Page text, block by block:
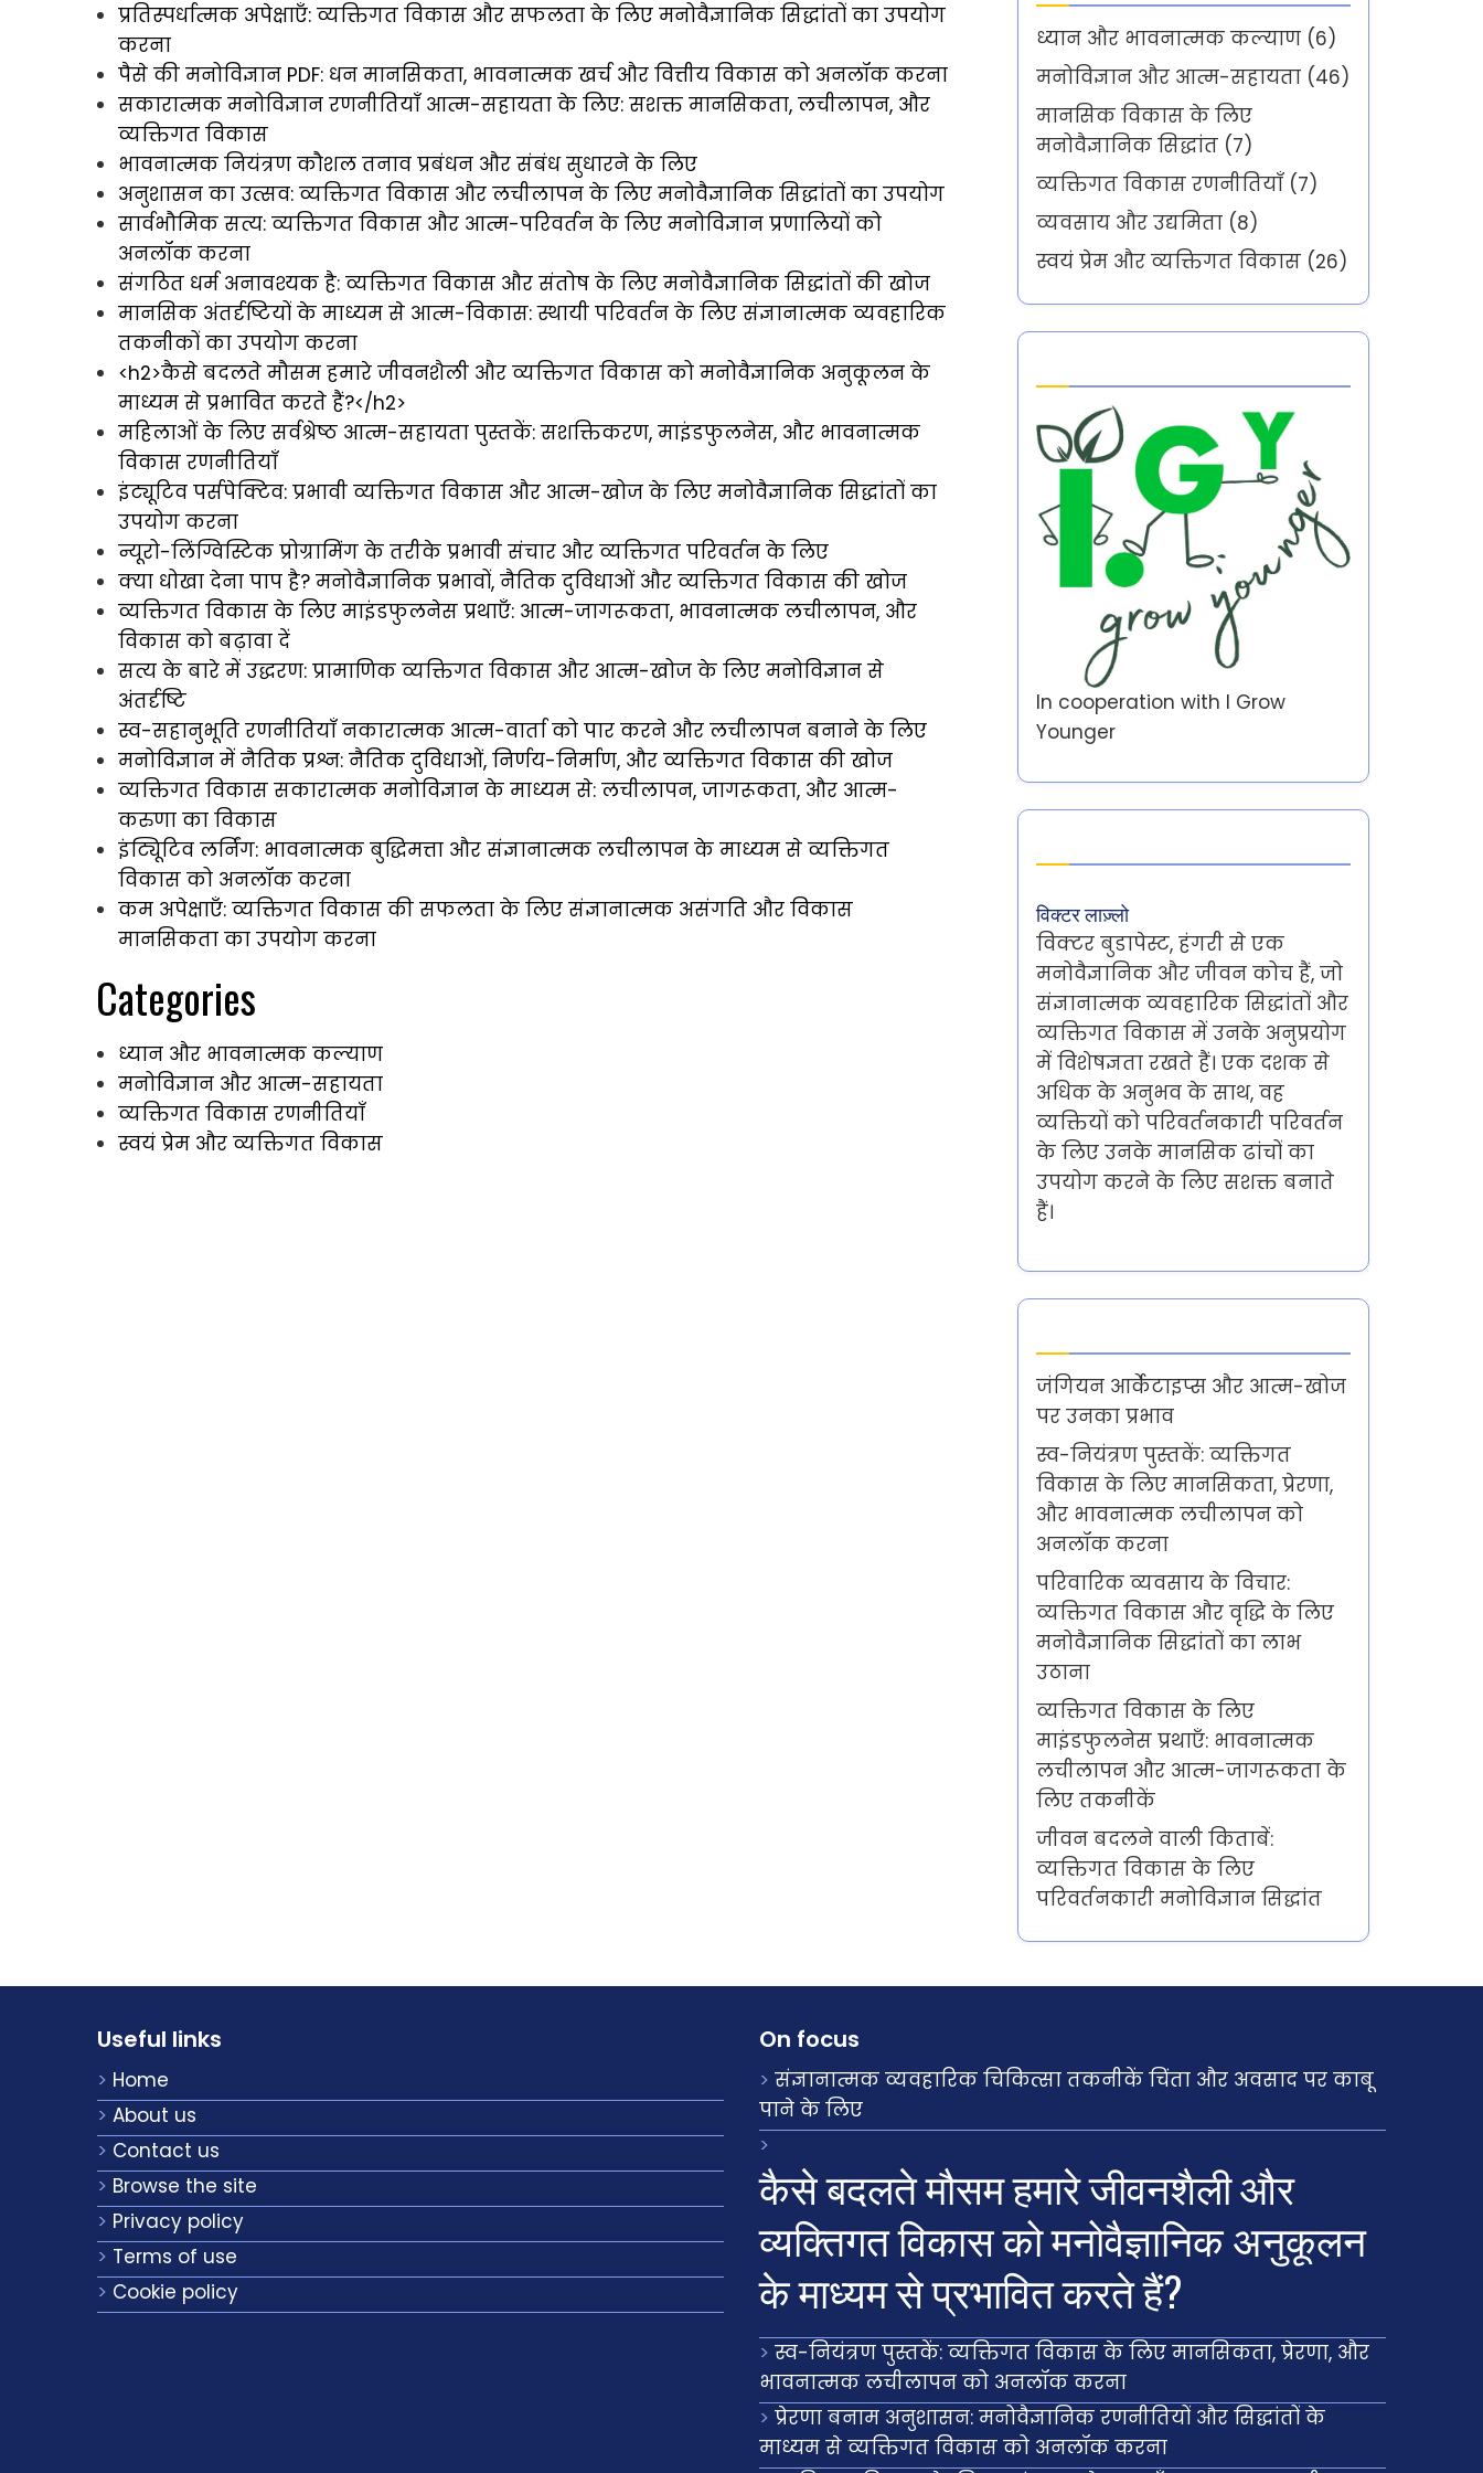
प्रतिस्पर्धात्मक अपेक्षाएँ: व्यक्तिगत विकास और सफलता के लिए मनोवैज्ञानिक सिद्धांतों का उपयोग
करना
पैसे की मनोविज्ञान PDF: धन मानसिकता, भावनात्मक खर्च और वित्तीय विकास को अनलॉक करना
सकारात्मक मनोविज्ञान रणनीतियाँ आत्म-सहायता के लिए: सशक्त मानसिकता, लचीलापन, और
व्यक्तिगत विकास
भावनात्मक नियंत्रण कौशल तनाव प्रबंधन और संबंध सुधारने के लिए
अनुशासन का उत्सव: व्यक्तिगत विकास और लचीलापन के लिए मनोवैज्ञानिक सिद्धांतों का उपयोग
सार्वभौमिक सत्य: व्यक्तिगत विकास और आत्म-परिवर्तन के लिए मनोविज्ञान प्रणालियों को
अनलॉक करना
संगठित धर्म अनावश्यक है: व्यक्तिगत विकास और संतोष के लिए मनोवैज्ञानिक सिद्धांतों की खोज
मानसिक अंतर्दृष्टियों के माध्यम से आत्म-विकास: स्थायी परिवर्तन के लिए संज्ञानात्मक व्यवहारिक
तकनीकों का उपयोग करना
<h2>कैसे बदलते मौसम हमारे जीवनशैली और व्यक्तिगत विकास को मनोवैज्ञानिक अनुकूलन के
माध्यम से प्रभावित करते हैं?</h2>
महिलाओं के लिए सर्वश्रेष्ठ आत्म-सहायता पुस्तकें: सशक्तिकरण, माइंडफुलनेस, और भावनात्मक
विकास रणनीतियाँ
इंट्यूटिव पर्सपेक्टिव: प्रभावी व्यक्तिगत विकास और आत्म-खोज के लिए मनोवैज्ञानिक सिद्धांतों का
उपयोग करना
न्यूरो-लिंग्विस्टिक प्रोग्रामिंग के तरीके प्रभावी संचार और व्यक्तिगत परिवर्तन के लिए
क्या धोखा देना पाप है? मनोवैज्ञानिक प्रभावों, नैतिक दुविधाओं और व्यक्तिगत विकास की खोज
व्यक्तिगत विकास के लिए माइंडफुलनेस प्रथाएँ: आत्म-जागरूकता, भावनात्मक लचीलापन, और
विकास को बढ़ावा दें
सत्य के बारे में उद्धरण: प्रामाणिक व्यक्तिगत विकास और आत्म-खोज के लिए मनोविज्ञान से
अंतर्दृष्टि
स्व-सहानुभूति रणनीतियाँ नकारात्मक आत्म-वार्ता को पार करने और लचीलापन बनाने के लिए
मनोविज्ञान में नैतिक प्रश्न: नैतिक दुविधाओं, निर्णय-निर्माण, और व्यक्तिगत विकास की खोज
व्यक्तिगत विकास सकारात्मक मनोविज्ञान के माध्यम से: लचीलापन, जागरूकता, और आत्म-
करुणा का विकास
इंट्यूिटिव लर्निंग: भावनात्मक बुद्धिमत्ता और संज्ञानात्मक लचीलापन के माध्यम से व्यक्तिगत
विकास को अनलॉक करना
कम अपेक्षाएँ: व्यक्तिगत विकास की सफलता के लिए संज्ञानात्मक असंगति और विकास
मानसिकता का उपयोग करना
Categories
ध्यान और भावनात्मक कल्याण
मनोविज्ञान और आत्म-सहायता
व्यक्तिगत विकास रणनीतियाँ
स्वयं प्रेम और व्यक्तिगत विकास
ध्यान और भावनात्मक कल्याण (6)
मनोविज्ञान और आत्म-सहायता (46)
मानसिक विकास के लिए
मनोवैज्ञानिक सिद्धांत (7)
व्यक्तिगत विकास रणनीतियाँ (7)
व्यवसाय और उद्यमिता (8)
स्वयं प्रेम और व्यक्तिगत विकास (26)
In cooperation with I Grow
Younger
विक्टर लाज़्लो
विक्टर बुडापेस्ट, हंगरी से एक
मनोवैज्ञानिक और जीवन कोच हैं, जो
संज्ञानात्मक व्यवहारिक सिद्धांतों और
व्यक्तिगत विकास में उनके अनुप्रयोग
में विशेषज्ञता रखते हैं। एक दशक से
अधिक के अनुभव के साथ, वह
व्यक्तियों को परिवर्तनकारी परिवर्तन
के लिए उनके मानसिक ढांचों का
उपयोग करने के लिए सशक्त बनाते
हैं।
जंगियन आर्केटाइप्स और आत्म-खोज
पर उनका प्रभाव
स्व-नियंत्रण पुस्तकें: व्यक्तिगत
विकास के लिए मानसिकता, प्रेरणा,
और भावनात्मक लचीलापन को
अनलॉक करना
परिवारिक व्यवसाय के विचार:
व्यक्तिगत विकास और वृद्धि के लिए
मनोवैज्ञानिक सिद्धांतों का लाभ
उठाना
व्यक्तिगत विकास के लिए
माइंडफुलनेस प्रथाएँ: भावनात्मक
लचीलापन और आत्म-जागरूकता के
लिए तकनीकें
जीवन बदलने वाली किताबें:
व्यक्तिगत विकास के लिए
परिवर्तनकारी मनोविज्ञान सिद्धांत
Useful links
Home
About us
Contact us
Browse the site
Privacy policy
Terms of use
Cookie policy
On focus
संज्ञानात्मक व्यवहारिक चिकित्सा तकनीकें चिंता और अवसाद पर काबू
पाने के लिए
कैसे बदलते मौसम हमारे जीवनशैली और
व्यक्तिगत विकास को मनोवैज्ञानिक अनुकूलन
के माध्यम से प्रभावित करते हैं?
स्व-नियंत्रण पुस्तकें: व्यक्तिगत विकास के लिए मानसिकता, प्रेरणा, और
भावनात्मक लचीलापन को अनलॉक करना
प्रेरणा बनाम अनुशासन: मनोवैज्ञानिक रणनीतियों और सिद्धांतों के
माध्यम से व्यक्तिगत विकास को अनलॉक करना